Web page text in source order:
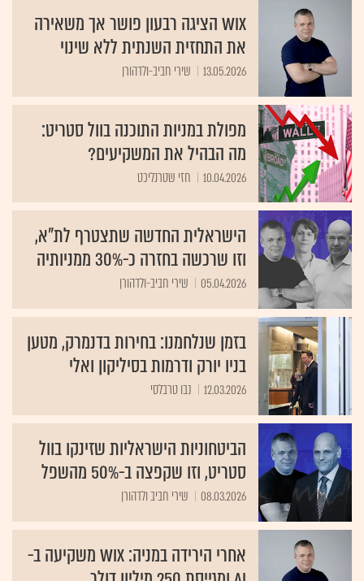
Wix הציגה רבעון פושר אך משאירה
את התחזית השנתית ללא שינוי
13.05.2026 שירי חביב-ולדהורן
מפולת במניות התוכנה בוול סטריט:
מה הבהיל את המשקיעים?
10.04.2026 חזי שטרנליכט
הישראלית החדשה שתצטרף לת"א,
וזו שרכשה בחזרה כ-30% ממניותיה
05.04.2026 שירי חביב-ולדהורן
בזמן שנלחמנו: בחירות בדנמרק, מטען
בניו יורק ודרמות בסיליקון ואלי
12.03.2026 נבו טרבלסי
הביטחוניות הישראליות שזינקו בוול
סטריט, וזו שקפצה ב-50% מהשפל
08.03.2026 שירי חביב ולדהורן
אחרי הירידה במניה: Wix משקיעה ב-
AI ומגייסת 250 מיליון דולר